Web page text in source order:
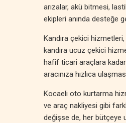
arızalar, akü bitmesi,
ekipleri anında desteğe
Kandıra çekici
kandıra ucuz çekici
hafif ticari araçlara
aracınıza hızlıca
Kocaeli oto kurtarma
ve araç nakliyesi gibi
değişse de, her bütçeye